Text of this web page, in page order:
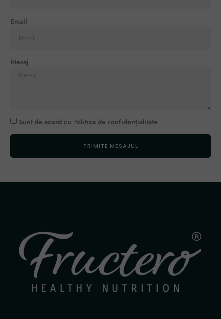
Email
Mesaj
Sunt de acord cu Politica de confidențialitate
TRIMITE MESAJUL